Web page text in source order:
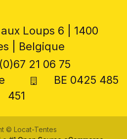
Loups 6 | 1400
| Belgique
21 06 75
BE 0425 485
451
© Locat-Tentes